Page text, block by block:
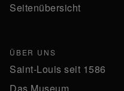
Seitenübersicht
ÜBER UNS
Saint-Louis seit 1586